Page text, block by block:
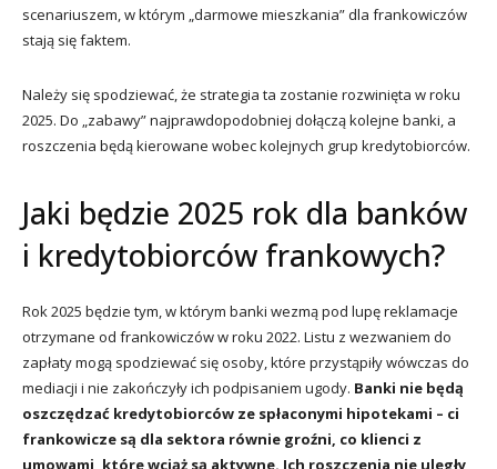
scenariuszem, w którym „darmowe mieszkania” dla frankowiczów
stają się faktem.
Należy się spodziewać, że strategia ta zostanie rozwinięta w roku
2025. Do „zabawy” najprawdopodobniej dołączą kolejne banki, a
roszczenia będą kierowane wobec kolejnych grup kredytobiorców.
Jaki będzie 2025 rok dla banków
i kredytobiorców frankowych?
Rok 2025 będzie tym, w którym banki wezmą pod lupę reklamacje
otrzymane od frankowiczów w roku 2022. Listu z wezwaniem do
zapłaty mogą spodziewać się osoby, które przystąpiły wówczas do
mediacji i nie zakończyły ich podpisaniem ugody. Banki nie będą
oszczędzać kredytobiorców ze spłaconymi hipotekami – ci
frankowicze są dla sektora równie groźni, co klienci z
umowami, które wciąż są aktywne. Ich roszczenia nie uległy